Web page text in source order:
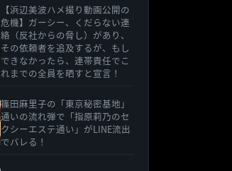
【浜辺美波ハメ撮り動画公開の
危機】ガーシー、くだらない連
絡（反社からの脅し）があり、
その依頼者を追及するが、もし
できなかったら、連帯責任でこ
れまでの全員を晒すと宣言！
篠田麻里子の「東京秘密基地」
通いの流れ弾で「指原莉乃のセ
クシーエステ通い」がLINE流出
でバレる！